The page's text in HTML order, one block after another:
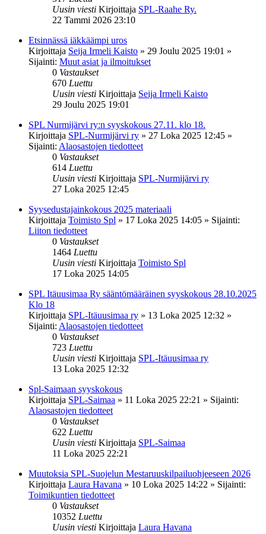
Uusin viesti Kirjoittaja SPL-Raahe Ry.
22 Tammi 2026 23:10
Etsinnässä iäkkäämpi uros
Kirjoittaja Seija Irmeli Kaisto » 29 Joulu 2025 19:01 »
Sijainti: Muut asiat ja ilmoitukset
0 Vastaukset
670 Luettu
Uusin viesti Kirjoittaja Seija Irmeli Kaisto
29 Joulu 2025 19:01
SPL Nurmijärvi ry:n syyskokous 27.11. klo 18.
Kirjoittaja SPL-Nurmijärvi ry » 27 Loka 2025 12:45 »
Sijainti: Alaosastojen tiedotteet
0 Vastaukset
614 Luettu
Uusin viesti Kirjoittaja SPL-Nurmijärvi ry
27 Loka 2025 12:45
Syysedustajainkokous 2025 materiaali
Kirjoittaja Toimisto Spl » 17 Loka 2025 14:05 » Sijainti:
Liiton tiedotteet
0 Vastaukset
1464 Luettu
Uusin viesti Kirjoittaja Toimisto Spl
17 Loka 2025 14:05
SPL Itäuusimaa Ry sääntömääräinen syyskokous 28.10.2025
Klo 18
Kirjoittaja SPL-Itäuusimaa ry » 13 Loka 2025 12:32 »
Sijainti: Alaosastojen tiedotteet
0 Vastaukset
723 Luettu
Uusin viesti Kirjoittaja SPL-Itäuusimaa ry
13 Loka 2025 12:32
Spl-Saimaan syyskokous
Kirjoittaja SPL-Saimaa » 11 Loka 2025 22:21 » Sijainti:
Alaosastojen tiedotteet
0 Vastaukset
622 Luettu
Uusin viesti Kirjoittaja SPL-Saimaa
11 Loka 2025 22:21
Muutoksia SPL-Suojelun Mestaruuskilpailuohjeeseen 2026
Kirjoittaja Laura Havana » 10 Loka 2025 14:22 » Sijainti:
Toimikuntien tiedotteet
0 Vastaukset
10352 Luettu
Uusin viesti Kirjoittaja Laura Havana